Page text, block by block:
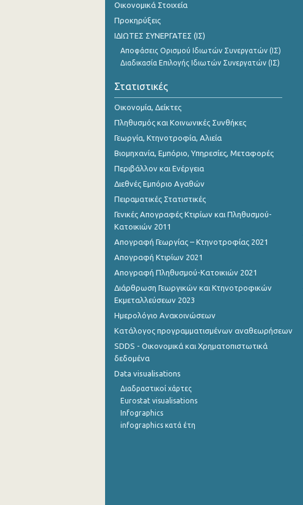
Οικονομικά Στοιχεία
Προκηρύξεις
ΙΔΙΩΤΕΣ ΣΥΝΕΡΓΑΤΕΣ (ΙΣ)
Αποφάσεις Ορισμού Ιδιωτών Συνεργατών (ΙΣ)
Διαδικασία Επιλογής Ιδιωτών Συνεργατών (ΙΣ)
Στατιστικές
Οικονομία, Δείκτες
Πληθυσμός και Κοινωνικές Συνθήκες
Γεωργία, Κτηνοτροφία, Αλιεία
Βιομηχανία, Εμπόριο, Υπηρεσίες, Μεταφορές
Περιβάλλον και Ενέργεια
Διεθνές Εμπόριο Αγαθών
Πειραματικές Στατιστικές
Γενικές Απογραφές Κτιρίων και Πληθυσμού-
Κατοικιών 2011
Απογραφή Γεωργίας – Κτηνοτροφίας 2021
Απογραφή Κτιρίων 2021
Απογραφή Πληθυσμού-Κατοικιών 2021
Διάρθρωση Γεωργικών και Κτηνοτροφικών
Εκμεταλλεύσεων 2023
Ημερολόγιο Ανακοινώσεων
Κατάλογος προγραμματισμένων αναθεωρήσεων
SDDS - Οικονομικά και Χρηματοπιστωτικά
δεδομένα
Data visualisations
Διαδραστικοί χάρτες
Eurostat visualisations
Infographics
infographics κατά έτη